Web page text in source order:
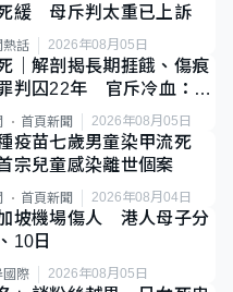
緩 母斥判太重已上訴
熱話 2026年08月05日
｜解剖揭長期捱餓、傷痕
判囚22年 官斥冷血：同
首頁新聞 2026年08月05日
疫苗七歲男童染甲流死
宗兒童感染離世個案
首頁新聞 2026年08月04日
坡機場傷人 港人母子分
10日
國際 2026年08月05日